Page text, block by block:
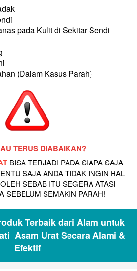
pada Kulit di Sekitar Sendi
(Dalam Kasus Parah)
TERUS DIABAIKAN?
BISA TERJADI PADA SIAPA SAJA
SAJA ANDA TIDAK INGIN HAL
SEBAB ITU SEGERA ATASI
SEBELUM SEMAKIN PARAH!
Terbaik dari Alam untuk
Asam Urat Secara Alami &
Efektif